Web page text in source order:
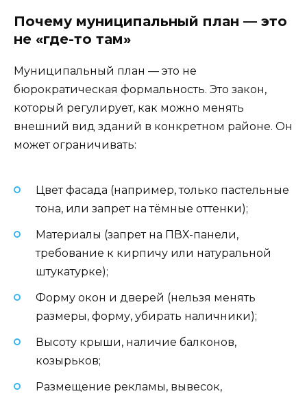
Почему муниципальный план — это
не «где-то там»
Муниципальный план — это не
бюрократическая формальность. Это закон,
который регулирует, как можно менять
внешний вид зданий в конкретном районе. Он
может ограничивать:
Цвет фасада (например, только пастельные
тона, или запрет на тёмные оттенки);
Материалы (запрет на ПВХ-панели,
требование к кирпичу или натуральной
штукатурке);
Форму окон и дверей (нельзя менять
размеры, форму, убирать наличники);
Высоту крыши, наличие балконов,
козырьков;
Размещение рекламы, вывесок,